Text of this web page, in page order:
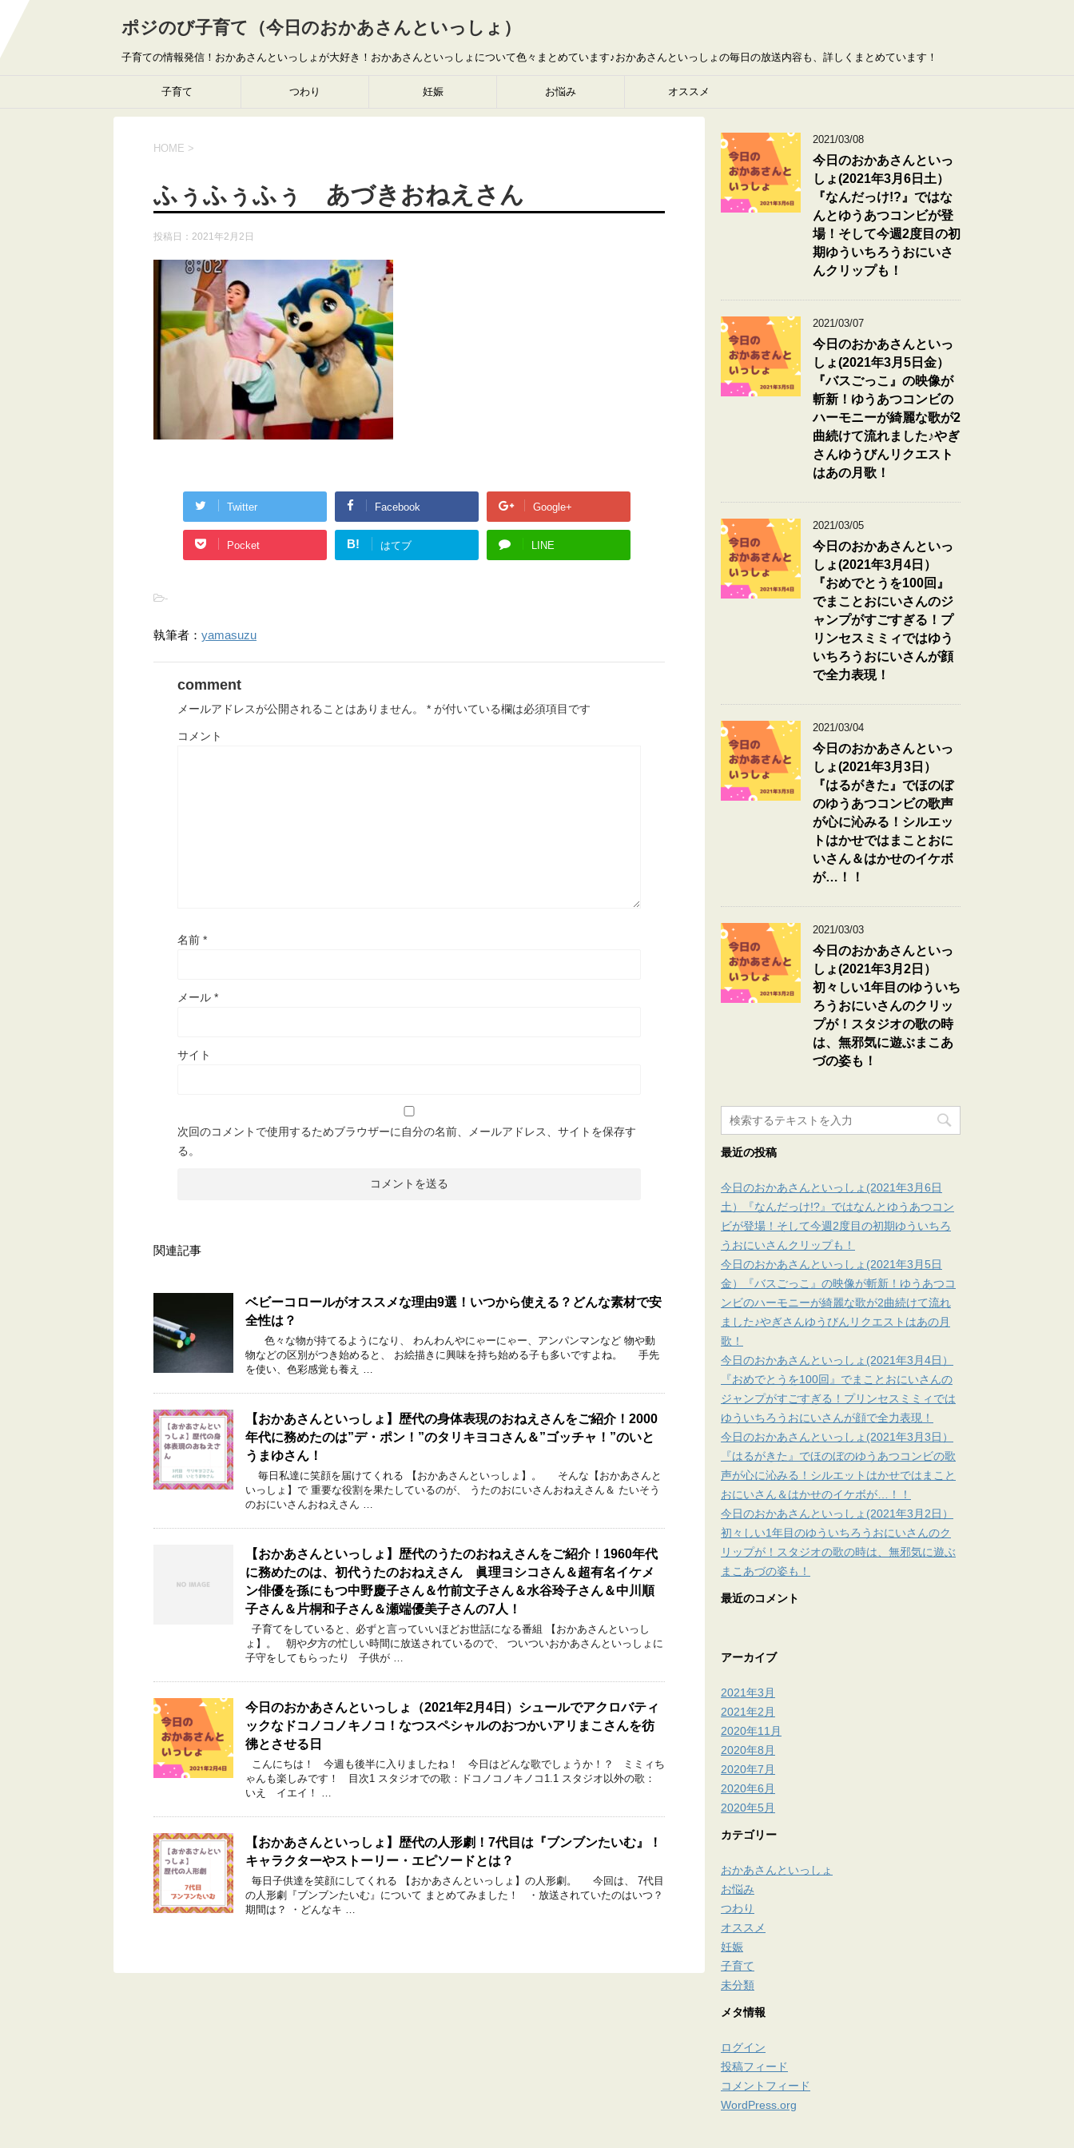
ポジのび子育て（今日のおかあさんといっしょ）
子育ての情報発信！おかあさんといっしょが大好き！おかあさんといっしょについて色々まとめています♪おかあさんといっしょの毎日の放送内容も、詳しくまとめています！
子育て つわり 妊娠 お悩み オススメ
HOME >
ふぅふぅふぅ あづきおねえさん
投稿日： 2021年2月2日
Twitter Facebook Google+
Pocket B! はてブ LINE
-
執筆者： yamasuzu
comment
メールアドレスが公開されることはありません。 * が付いている欄は必須項目です
コメント
名前 *
メール *
サイト
次回のコメントで使用するためブラウザーに自分の名前、メールアドレス、サイトを保存す
る。
関連記事
ベビーコロールがオススメな理由9選！いつから使える？どんな素材で安
全性は？
色々な物が持てるようになり、 わんわんやにゃーにゃー、アンパンマンなど 物や動
物などの区別がつき始めると、 お絵描きに興味を持ち始める子も多いですよね。 手先
を使い、色彩感覚も養え …
【おかあさんといっしょ】歴代の身体表現のおねえさんをご紹介！2000
年代に務めたのは”デ・ポン！”のタリキヨコさん＆”ゴッチャ！”のいと
うまゆさん！
毎日私達に笑顔を届けてくれる 【おかあさんといっしょ】。 そんな【おかあさんと
いっしょ】で 重要な役割を果たしているのが、 うたのおにいさんおねえさん＆ たいそう
のおにいさんおねえさん …
【おかあさんといっしょ】歴代のうたのおねえさんをご紹介！1960年代
に務めたのは、初代うたのおねえさん 眞理ヨシコさん＆超有名イケメ
ン俳優を孫にもつ中野慶子さん＆竹前文子さん＆水谷玲子さん＆中川順
子さん＆片桐和子さん＆瀬端優美子さんの7人！
子育てをしていると、必ずと言っていいほどお世話になる番組 【おかあさんといっし
ょ】。 朝や夕方の忙しい時間に放送されているので、 ついついおかあさんといっしょに
子守をしてもらったり 子供が …
今日のおかあさんといっしょ（2021年2月4日）シュールでアクロバティ
ックなドコノコノキノコ！なつスペシャルのおつかいアリまこさんを彷
彿とさせる日
こんにちは！ 今週も後半に入りましたね！ 今日はどんな歌でしょうか！？ ミミィち
ゃんも楽しみです！ 目次1 スタジオでの歌：ドコノコノキノコ1.1 スタジオ以外の歌：
いえ イエイ！ …
【おかあさんといっしょ】歴代の人形劇！7代目は『ブンブンたいむ』！
キャラクターやストーリー・エピソードとは？
毎日子供達を笑顔にしてくれる 【おかあさんといっしょ】の人形劇。 今回は、 7代目
の人形劇『ブンブンたいむ』について まとめてみました！ ・放送されていたのはいつ？
期間は？ ・どんなキ …
2021/03/08
今日のおかあさんといっ
しょ(2021年3月6日土）
『なんだっけ!?』ではな
んとゆうあつコンビが登
場！そして今週2度目の初
期ゆういちろうおにいさ
んクリップも！
2021/03/07
今日のおかあさんといっ
しょ(2021年3月5日金）
『バスごっこ』の映像が
斬新！ゆうあつコンビの
ハーモニーが綺麗な歌が2
曲続けて流れました♪やぎ
さんゆうびんリクエスト
はあの月歌！
2021/03/05
今日のおかあさんといっ
しょ(2021年3月4日）
『おめでとうを100回』
でまことおにいさんのジ
ャンプがすごすぎる！プ
リンセスミミィではゆう
いちろうおにいさんが顔
で全力表現！
2021/03/04
今日のおかあさんといっ
しょ(2021年3月3日）
『はるがきた』でほのぼ
のゆうあつコンビの歌声
が心に沁みる！シルエッ
トはかせではまことおに
いさん＆はかせのイケボ
が…！！
2021/03/03
今日のおかあさんといっ
しょ(2021年3月2日）
初々しい1年目のゆういち
ろうおにいさんのクリッ
プが！スタジオの歌の時
は、無邪気に遊ぶまこあ
づの姿も！
最近の投稿
今日のおかあさんといっしょ(2021年3月6日
土）『なんだっけ!?』ではなんとゆうあつコン
ビが登場！そして今週2度目の初期ゆういちろ
うおにいさんクリップも！
今日のおかあさんといっしょ(2021年3月5日
金）『バスごっこ』の映像が斬新！ゆうあつコ
ンビのハーモニーが綺麗な歌が2曲続けて流れ
ました♪やぎさんゆうびんリクエストはあの月
歌！
今日のおかあさんといっしょ(2021年3月4日）
『おめでとうを100回』でまことおにいさんの
ジャンプがすごすぎる！プリンセスミミィでは
ゆういちろうおにいさんが顔で全力表現！
今日のおかあさんといっしょ(2021年3月3日）
『はるがきた』でほのぼのゆうあつコンビの歌
声が心に沁みる！シルエットはかせではまこと
おにいさん＆はかせのイケボが…！！
今日のおかあさんといっしょ(2021年3月2日）
初々しい1年目のゆういちろうおにいさんのク
リップが！スタジオの歌の時は、無邪気に遊ぶ
まこあづの姿も！
最近のコメント
アーカイブ
2021年3月
2021年2月
2020年11月
2020年8月
2020年7月
2020年6月
2020年5月
カテゴリー
おかあさんといっしょ
お悩み
つわり
オススメ
妊娠
子育て
未分類
メタ情報
ログイン
投稿フィード
コメントフィード
WordPress.org